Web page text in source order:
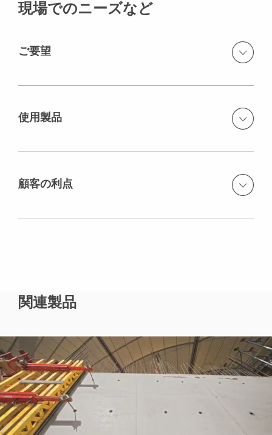
現場でのニーズなど
ご要望
高品質打ち放しコンクリートを要求。
使用製品
顧客の利点
関連製品